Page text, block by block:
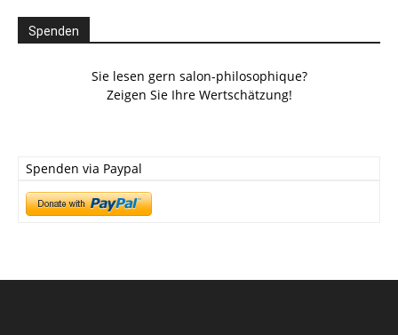
Spenden
Sie lesen gern salon-philosophique?
Zeigen Sie Ihre Wertschätzung!
Spenden via Paypal